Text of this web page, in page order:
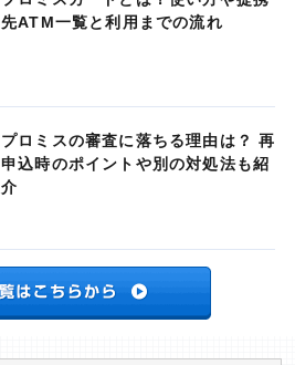
先ATM一覧と利用までの流れ
プロミスの審査に落ちる理由は？ 再
申込時のポイントや別の対処法も紹
介